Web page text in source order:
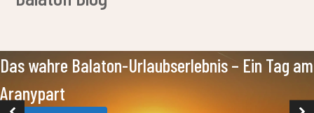
Das wahre Balaton-Urlaubserlebnis – Ein Tag am
Aranypart